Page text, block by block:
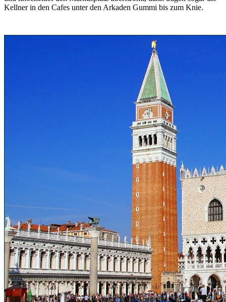
Kellner in den Cafes unter den Arkaden Gummi bis zum Knie.